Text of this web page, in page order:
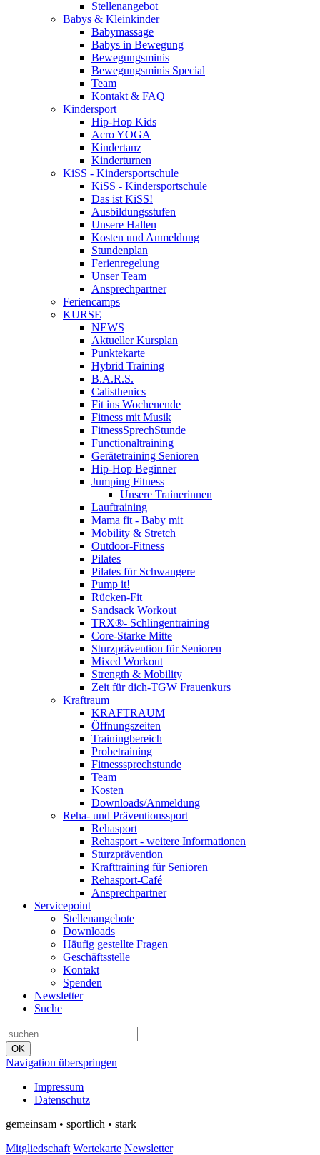
Stellenangebot
Babys & Kleinkinder
Babymassage
Babys in Bewegung
Bewegungsminis
Bewegungsminis Special
Team
Kontakt & FAQ
Kindersport
Hip-Hop Kids
Acro YOGA
Kindertanz
Kinderturnen
KiSS - Kindersportschule
KiSS - Kindersportschule
Das ist KiSS!
Ausbildungsstufen
Unsere Hallen
Kosten und Anmeldung
Stundenplan
Ferienregelung
Unser Team
Ansprechpartner
Feriencamps
KURSE
NEWS
Aktueller Kursplan
Punktekarte
Hybrid Training
B.A.R.S.
Calisthenics
Fit ins Wochenende
Fitness mit Musik
FitnessSprechStunde
Functionaltraining
Gerätetraining Senioren
Hip-Hop Beginner
Jumping Fitness
Unsere Trainerinnen
Lauftraining
Mama fit - Baby mit
Mobility & Stretch
Outdoor-Fitness
Pilates
Pilates für Schwangere
Pump it!
Rücken-Fit
Sandsack Workout
TRX®- Schlingentraining
Core-Starke Mitte
Sturzprävention für Senioren
Mixed Workout
Strength & Mobility
Zeit für dich-TGW Frauenkurs
Kraftraum
KRAFTRAUM
Öffnungszeiten
Trainingbereich
Probetraining
Fitnesssprechstunde
Team
Kosten
Downloads/Anmeldung
Reha- und Präventionssport
Rehasport
Rehasport - weitere Informationen
Sturzprävention
Krafttraining für Senioren
Rehasport-Café
Ansprechpartner
Servicepoint
Stellenangebote
Downloads
Häufig gestellte Fragen
Geschäftsstelle
Kontakt
Spenden
Newsletter
Suche
OK
Navigation überspringen
Impressum
Datenschutz
gemeinsam • sportlich • stark
Mitgliedschaft Wertekarte Newsletter